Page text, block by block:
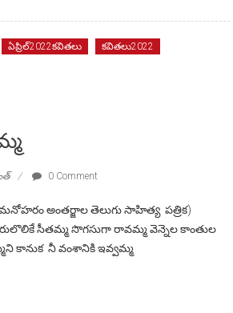
ఏప్రిల్2022కవితలు కవితలు2022
0 Comment
అంతర్జాల తెలుగు సాహిత్య పత్రిక)
సీతమ్మ సొగసుగా రావమ్మ వెన్నెల కాంతుల
కానుక నీ వంశానికి ఇవ్వమ్మ